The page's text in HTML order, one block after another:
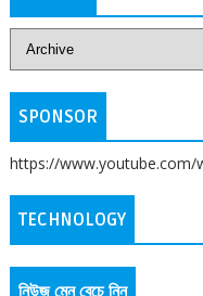
SPONSOR
https://www.youtube.com/
TECHNOLOGY
নিউজ মেনু বেচে নিন